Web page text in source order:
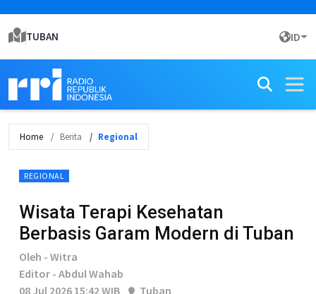
TUBAN ID
Home Berita Regional
REGIONAL
Wisata Terapi Kesehatan
Berbasis Garam Modern di Tuban
Oleh - Witra
Editor - Abdul Wahab
08 Jul 2026 15:42 WIB
Tuban